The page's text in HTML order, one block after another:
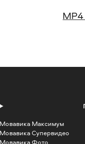
MP4
Мовавика Максимум
Мовавика Супервидео
Мовавика Фото